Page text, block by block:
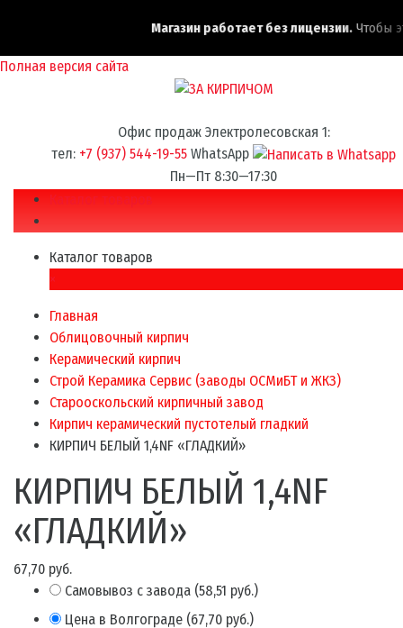
Магазин работает без лицензии.Чтобы эта
Полная версия сайта
Офис продаж Электролесовская 1:
тел: +7 (937) 544-19-55 WhatsApp
Пн—Пт 8:30—17:30
Каталог товаров
Каталог товаров
×
Главная
Облицовочный кирпич
Керамический кирпич
Строй Керамика Сервис (заводы ОСМиБТ и ЖКЗ)
Старооскольский кирпичный завод
Кирпич керамический пустотелый гладкий
КИРПИЧ БЕЛЫЙ 1,4NF «ГЛАДКИЙ»
КИРПИЧ БЕЛЫЙ 1,4NF
«ГЛАДКИЙ»
67,70 руб.
Самовывоз с завода (58,51 руб.)
Цена в Волгограде (67,70 руб.)